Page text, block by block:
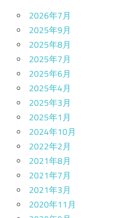
2026年7月
2025年9月
2025年8月
2025年7月
2025年6月
2025年4月
2025年3月
2025年1月
2024年10月
2022年2月
2021年8月
2021年7月
2021年3月
2020年11月